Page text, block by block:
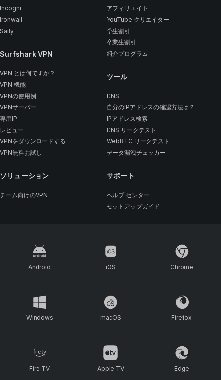
Incogni
Ironwall
Saily
Surfshark VPN
VPN とは何ですか？
VPN 機能
VPNの使用例
VPNサーバー
専用IP
レビュー
VPNをダウンロードする
VPN無料お試し
ソリューション
チーム向けのVPN
アフィリエイト
YouTube クリエイター
学生割引
卒業生割引
紹介プログラム
ツール
DNS
自分のIPアドレスの確認方法は？
IPアドレス検索
DNS リークテスト
WebRTC リークテスト
データ漏洩チェッカー
サポート
ヘルプ センター
セットアップガイド
Android iOS Chrome
Windows macOS Firefox
Fire TV Apple TV Edge